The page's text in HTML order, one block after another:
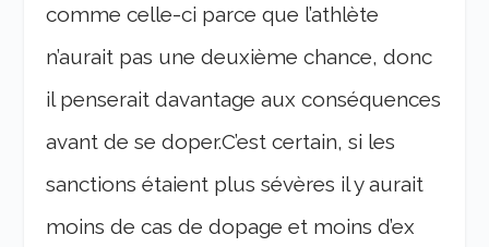
comme celle-ci parce que l’athlète
n’aurait pas une deuxième chance, donc
il penserait davantage aux conséquences
avant de se doper.C’est certain, si les
sanctions étaient plus sévères il y aurait
moins de cas de dopage et moins d’ex